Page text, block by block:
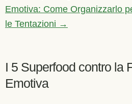
Emotiva: Come Organizzarlo
le Tentazioni →
I 5 Superfood contro la
Emotiva